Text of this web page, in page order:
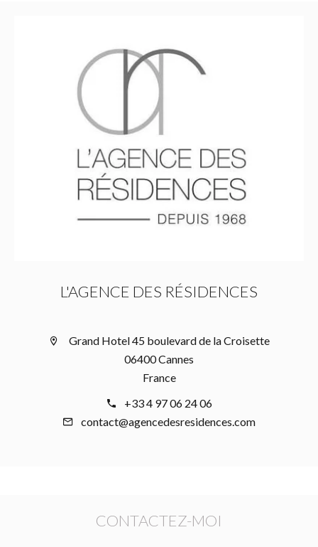
L'AGENCE DES RÉSIDENCES
Grand Hotel 45 boulevard de la Croisette
06400 Cannes
France
+33 4 97 06 24 06
contact@agencedesresidences.com
CONTACTEZ-MOI